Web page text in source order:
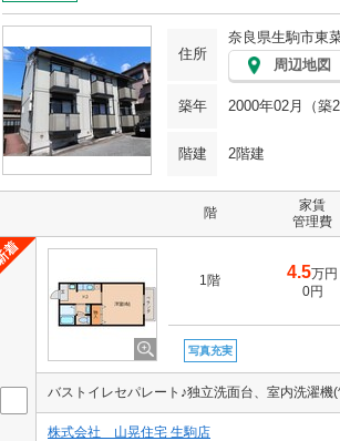
住所
奈良県生駒市東
周辺地図
築年 2000年02月（築
階建 2階建
階
家賃
管理費
1階 4.5万円
0円
写真充実
バストイレセパレート♪独立洗面台、室内洗濯機
株式会社 山晃住宅 生駒店